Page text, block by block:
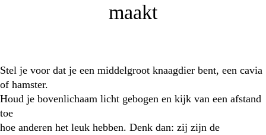
maakt
Stel je voor dat je een middelgroot knaagdier bent, een cavia
of hamster.
Houd je bovenlichaam licht gebogen en kijk van een afstand
toe
hoe anderen het leuk hebben. Denk dan: zij zijn de